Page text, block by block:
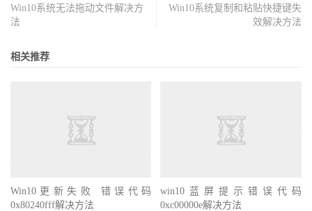
Win10系统无法拖动文件解决方
法
Win10系统复制和粘贴快捷键失
效解决方法
相关推荐
Win10更新失败 错误代码
0x80240fff解决方法
win10蓝屏提示错误代码
0xc00000e解决方法